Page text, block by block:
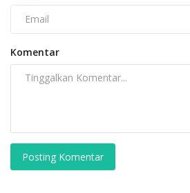
Komentar
Posting Komentar